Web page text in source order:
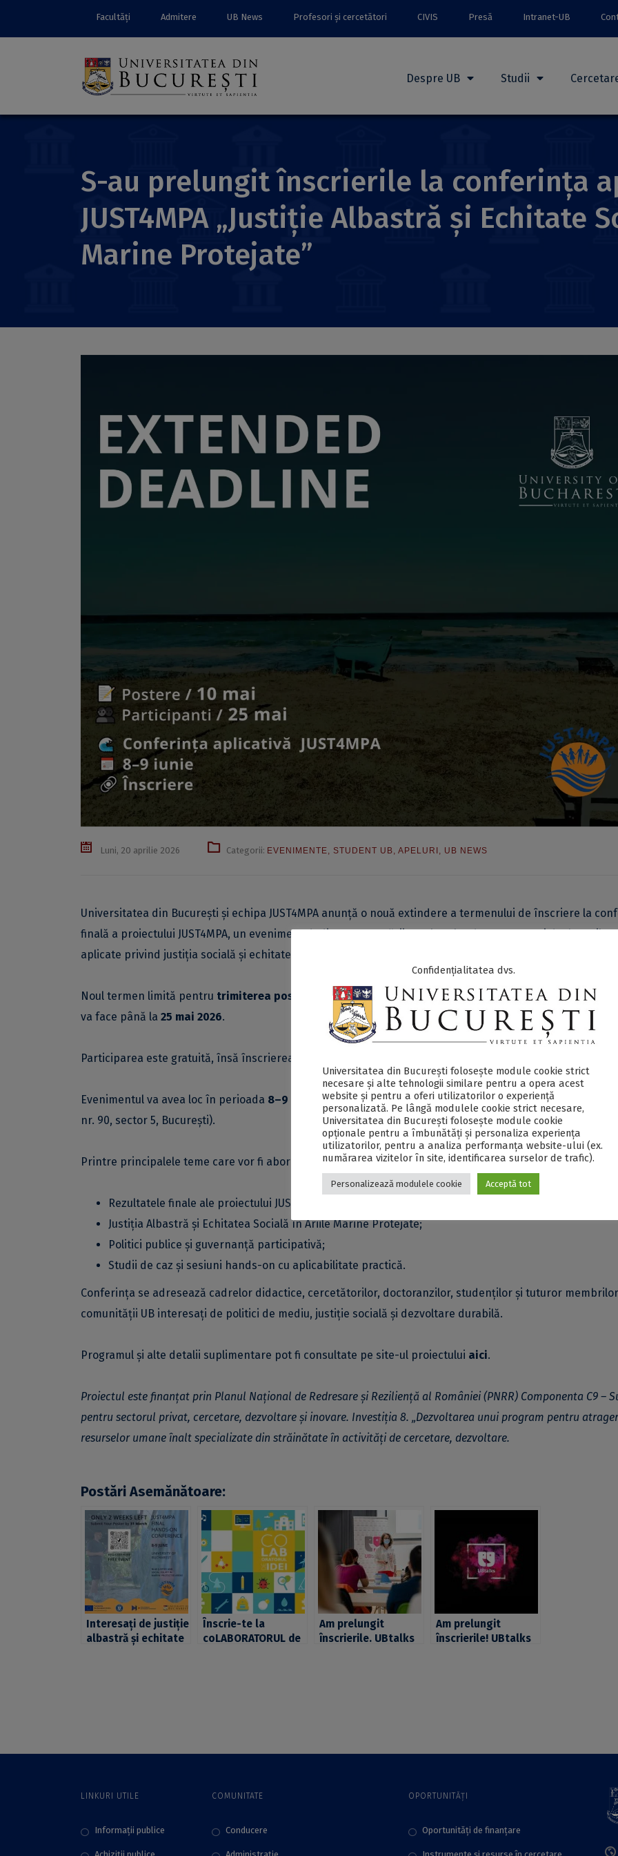
Facultăți Admitere UB News Profesori și cercetători CIVIS Presă Intranet-UB
Despre UB Studii
S-au prelungit înscrierile la conferința
JUST4MPA „Justiție Albastră și Echitate
Marine Protejate”
Luni, 20 aprilie 2026 Categorii: EVENIMENTE STUDENT UB APELURI UB NEWS
Universitatea din București și echipa JUST4MPA anunță o nouă extindere a termenului de înscriere la
finală a proiectului JUST4MPA, un eveniment dedicat prezentării rezultatelor de cercetare și dezbaterilor
aplicate privind justiția socială și echitatea în ariile marine protejate.
Noul termen limită pentru trimiterea posterelor este 10 mai 2026, iar înscrierea la conferință fără
va face până la 25 mai 2026.
Participarea este gratuită, însă înscrierea este obligatorie. Formularul de înregistrare este disponibil
Evenimentul va avea loc în perioada 8–9 iunie 2026, la Rectoratul Universității din București (Șoseaua
nr. 90, sector 5, București).
Printre principalele teme care vor fi abordate se numără:
Rezultatele finale ale proiectului JUST4MPA;
Justiția Albastră și Echitatea Socială în Ariile Marine Protejate;
Politici publice și guvernanță participativă;
Studii de caz și sesiuni hands-on cu aplicabilitate practică.
Conferința se adresează cadrelor didactice, cercetătorilor, doctoranzilor, studenților și tuturor membrilor
comunității UB interesați de politici de mediu, justiție socială și dezvoltare durabilă.
Programul și alte detalii suplimentare pot fi consultate pe site-ul proiectului aici.
Proiectul este finanțat prin Planul Național de Redresare și Reziliență al României (PNRR) Componenta C9 –
pentru sectorul privat, cercetare, dezvoltare și inovare. Investiția 8. „Dezvoltarea unui program pentru
resurselor umane înalt specializate din străinătate în activități de cercetare, dezvoltare.
Postări Asemănătoare:
Interesați de justiție
albastră și echitate
la 31 martie 2026
Înscrie-te la
coLABORATORUL de
Am prelungit
înscrierile. UBtalks
Am prelungit
înscrierile! UBtalks
LINKURI UTILE
Informații publice
COMUNITATE
Conducere
OPORTUNITĂȚI
Oportunități de finanțare
Confidențialitatea dvs.
Universitatea din București folosește module cookie strict
necesare și alte tehnologii similare pentru a opera acest
website și pentru a oferi utilizatorilor o experiență
personalizată. Pe lângă modulele cookie strict necesare,
Universitatea din București folosește module cookie
opționale pentru a îmbunătăți și personaliza experiența
utilizatorilor, pentru a analiza performanța website-ului (ex.
numărarea vizitelor în site, identificarea surselor de trafic).
Personalizează modulele cookie Acceptă tot